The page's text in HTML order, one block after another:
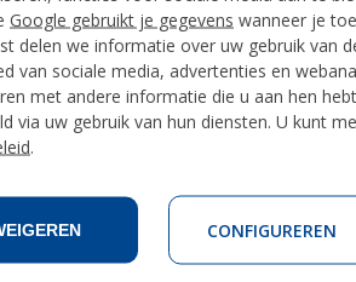
verhuisde en omringd was met de
Ook werd Gris beïnvloed door
Gris en worden als zijn belangrijkste
Google gebruikt je gegevens wanneer je
delen we informatie over uw gebruik van
van sociale media, advertenties en
met andere informatie die u aan hen
via uw gebruik van hun diensten. U kunt
.
CONFIGUREREN